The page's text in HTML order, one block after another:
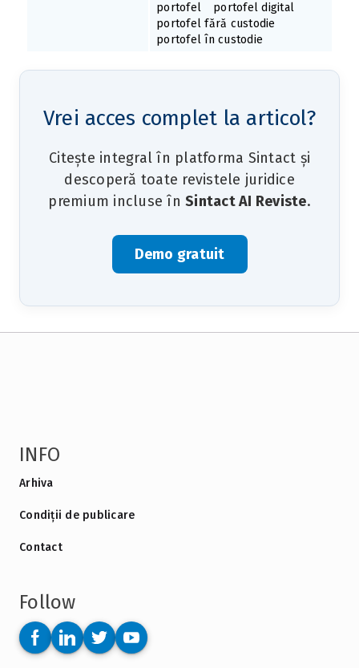
portofel
portofel digital
portofel fără custodie
portofel în custodie
Vrei acces complet la articol?
Citește integral în platforma Sintact și
descoperă toate revistele juridice
premium incluse în Sintact AI Reviste.
Demo gratuit
INFO
Arhiva
Condiții de publicare
Contact
Follow